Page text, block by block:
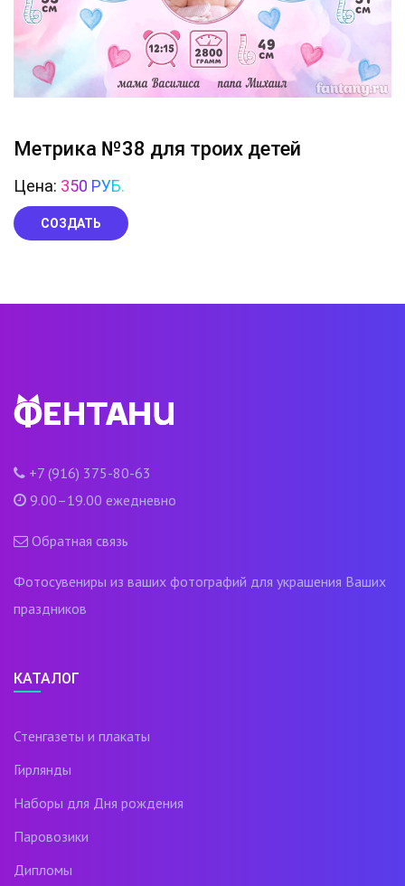
Метрика №38 для троих детей
Цена: 350 РУБ.
СОЗДАТЬ
+7 (916) 375-80-63
9.00–19.00 ежедневно
Обратная связь
Фотосувениры из ваших фотографий для украшения Ваших
праздников
КАТАЛОГ
Стенгазеты и плакаты
Гирлянды
Наборы для Дня рождения
Паровозики
Дипломы